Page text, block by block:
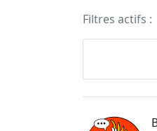
Filtres actifs :